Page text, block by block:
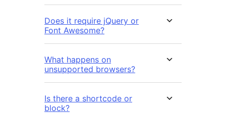
Does it require jQuery or
Font Awesome?
What happens on
unsupported browsers?
Is there a shortcode or
block?